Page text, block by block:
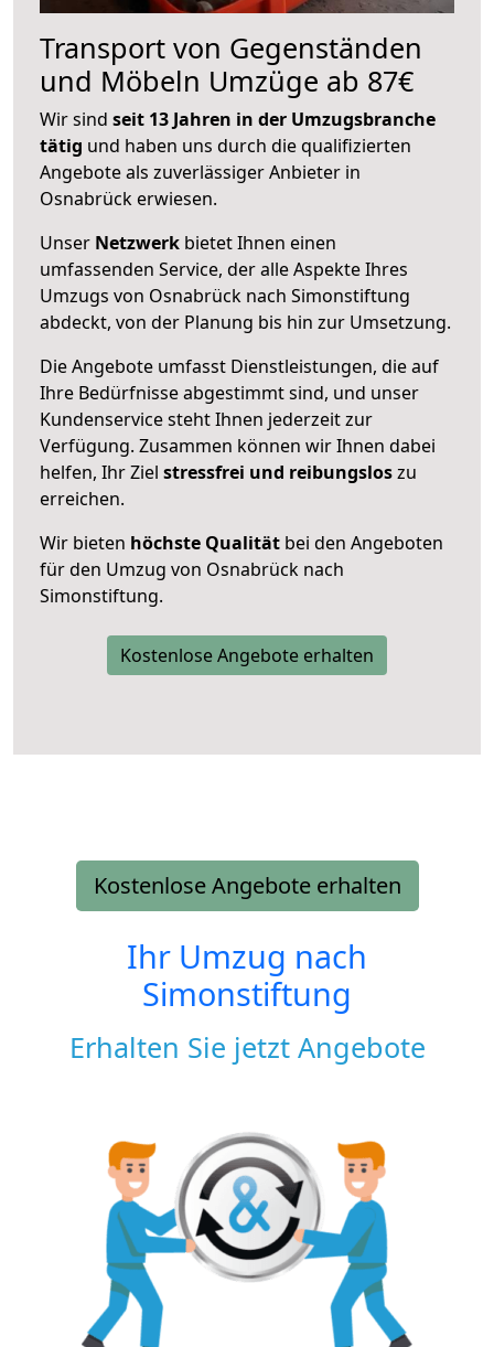
Transport von Gegenständen
und Möbeln Umzüge ab 87€
Wir sind seit 13 Jahren in der Umzugsbranche
tätig und haben uns durch die qualifizierten
Angebote als zuverlässiger Anbieter in
Osnabrück erwiesen.
Unser Netzwerk bietet Ihnen einen
umfassenden Service, der alle Aspekte Ihres
Umzugs von Osnabrück nach Simonstiftung
abdeckt, von der Planung bis hin zur Umsetzung.
Die Angebote umfasst Dienstleistungen, die auf
Ihre Bedürfnisse abgestimmt sind, und unser
Kundenservice steht Ihnen jederzeit zur
Verfügung. Zusammen können wir Ihnen dabei
helfen, Ihr Ziel stressfrei und reibungsloszu
erreichen.
Wir bieten höchste Qualität bei den Angeboten
für den Umzug von Osnabrück nach
Simonstiftung.
Kostenlose Angebote erhalten
Kostenlose Angebote erhalten
Ihr Umzug nach
Simonstiftung
Erhalten Sie jetzt Angebote